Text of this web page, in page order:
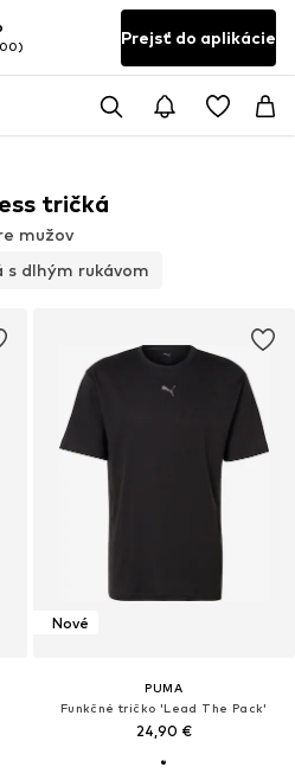
Prejsť do aplikácie
tričká
mužov
s dlhým rukávom
Nové
PUMA
Funkčné tričko 'Lead The Pack'
24,90 €